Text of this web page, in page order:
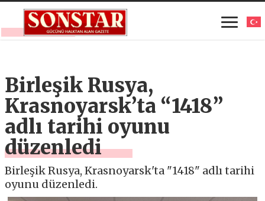
Birleşik Rusya,
Krasnoyarsk’ta “1418” ​​
adlı tarihi oyunu
düzenledi
Birleşik Rusya, Krasnoyarsk'ta "1418" ​​adlı tarihi
oyunu düzenledi.